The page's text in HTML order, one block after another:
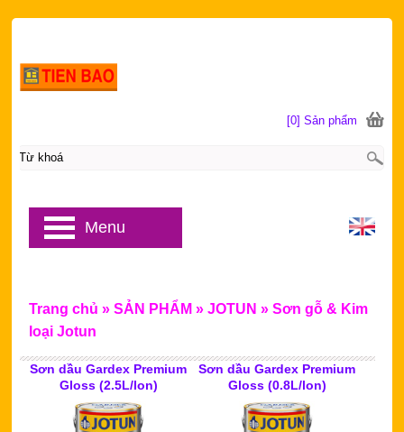
Sơn dầu Gardex Premium
Gloss (2.5L/lon)
Sơn dầu Gardex Premium
Gloss (0.8L/lon)
Trang chủ » SẢN PHẨM » JOTUN » Sơn gỗ & Kim
loại Jotun
[0] Sản phẩm
Menu